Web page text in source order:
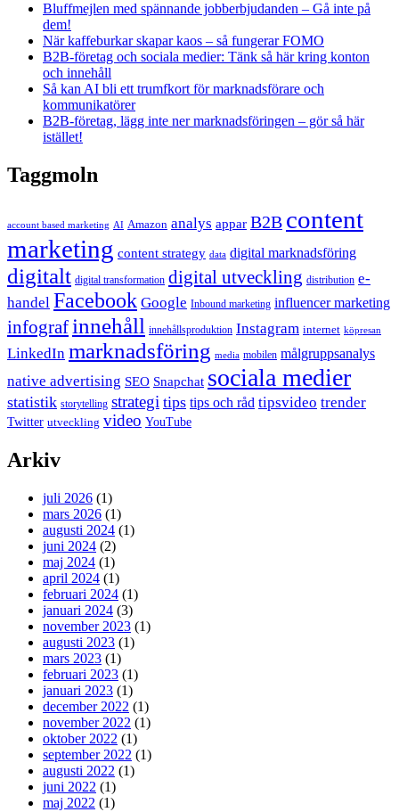
Bluffmejlen med spännande jobberbjudanden – Gå inte på
dem!
När kaffeburkar skapar kaos – så fungerar FOMO
B2B-företag och sociala medier: Tänk så här kring konton
och innehåll
Så kan AI bli ett trumfkort för marknadsförare och
kommunikatörer
B2B-företag, lägg inte ner marknadsföringen – gör så här
istället!
Taggmoln
account based marketing AI Amazon analys appar B2B content
marketing content strategy data digital marknadsföring
digitalt digital transformation digital utveckling distribution e-
handel Facebook Google Inbound marketing influencer marketing
infograf innehåll innehållsproduktion Instagram internet köpresan
LinkedIn marknadsföring media mobilen målgruppsanalys
native advertising SEO Snapchat sociala medier
statistik storytelling strategi tips tips och råd tipsvideo trender
Twitter utveckling video YouTube
Arkiv
juli 2026 (1)
mars 2026 (1)
augusti 2024 (1)
juni 2024 (2)
maj 2024 (1)
april 2024 (1)
februari 2024 (1)
januari 2024 (3)
november 2023 (1)
augusti 2023 (1)
mars 2023 (1)
februari 2023 (1)
januari 2023 (1)
december 2022 (1)
november 2022 (1)
oktober 2022 (1)
september 2022 (1)
augusti 2022 (1)
juni 2022 (1)
maj 2022 (1)